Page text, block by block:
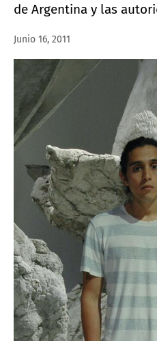
de Argentina y las
Junio 16, 2011